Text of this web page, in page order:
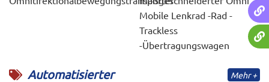
Mobile Lenkrad -Rad -
Trackless
-Übertragungswagen
Automatisierter
Mehr +